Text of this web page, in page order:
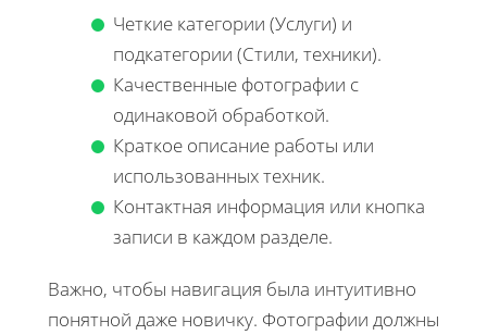
Четкие категории (Услуги) и
подкатегории (Стили, техники).
Качественные фотографии с
одинаковой обработкой.
Краткое описание работы или
использованных техник.
Контактная информация или кнопка
записи в каждом разделе.
Важно, чтобы навигация была интуитивно
понятной даже новичку. Фотографии должны